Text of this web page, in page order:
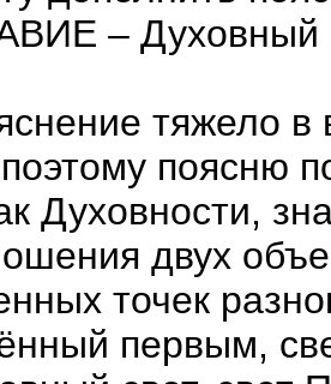
– Духовный
тяжело в
поясню
Духовности,
двух
точек
первым,